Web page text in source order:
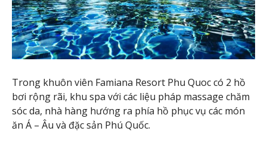
Trong khuôn viên Famiana Resort Phu Quoc có 2 hồ
bơi rộng rãi, khu spa với các liệu pháp massage chăm
sóc da, nhà hàng hướng ra phía hồ phục vụ các món
ăn Á – Âu và đặc sản Phú Quốc.